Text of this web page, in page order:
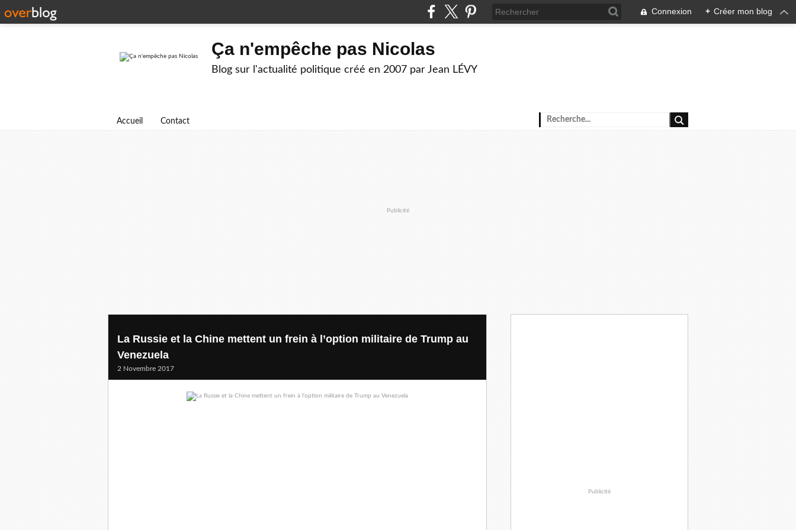
Connexion + Créer mon blog
Ça n'empêche pas Nicolas
Blog sur l'actualité politique créé en 2007 par Jean LÉVY
Accueil Contact
Publicité
La Russie et la Chine mettent un frein à l’option militaire de Trump au
Venezuela
2 Novembre 2017
Publicité